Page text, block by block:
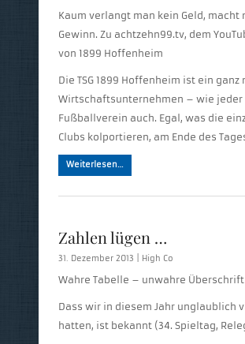
Kaum verlangt man kein Geld, macht
Gewinn. Zu achtzehn99.tv, dem
von 1899 Hoffenheim
Die TSG 1899 Hoffenheim ist ein ganz
Wirtschaftsunternehmen – wie jeder
Fußballverein auch. Egal, was die
Clubs kolportieren, am Ende des
Weiterlesen…
Zahlen lügen …
31. Dezember 2013 | High Co
Wahre Tabelle – unwahre Überschrift
Dass wir in diesem Jahr unglaublich
hatten, ist bekannt (34. Spieltag,